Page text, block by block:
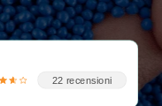
22 recensioni